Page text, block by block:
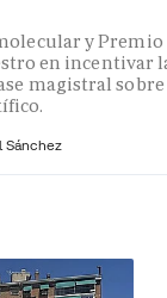
y Premio
en incentivar
magistral sobre
Sánchez